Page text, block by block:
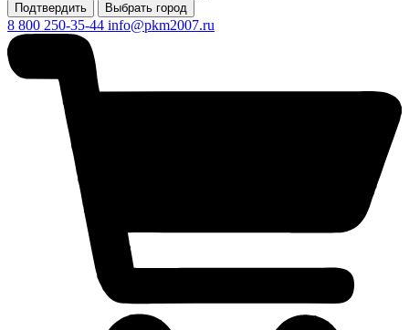
Подтвердить Выбрать город
8 800 250-35-44 info@pkm2007.ru